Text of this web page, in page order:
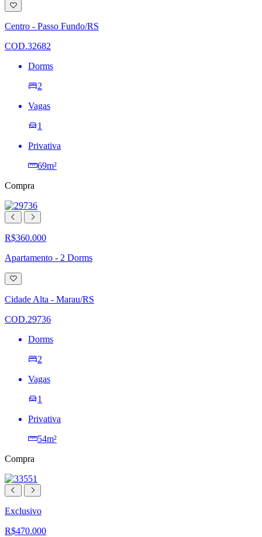
Adicionar
à
lista
de
Centro - Passo Fundo/RS
COD.32682
Dorms
2
Vagas
1
Privativa
69m²
Compra
R$360.000
Apartamento - 2 Dorms
Adicionar
à
lista
de
Cidade Alta - Marau/RS
COD.29736
Dorms
2
Vagas
1
Privativa
54m²
Compra
Exclusivo
R$470.000